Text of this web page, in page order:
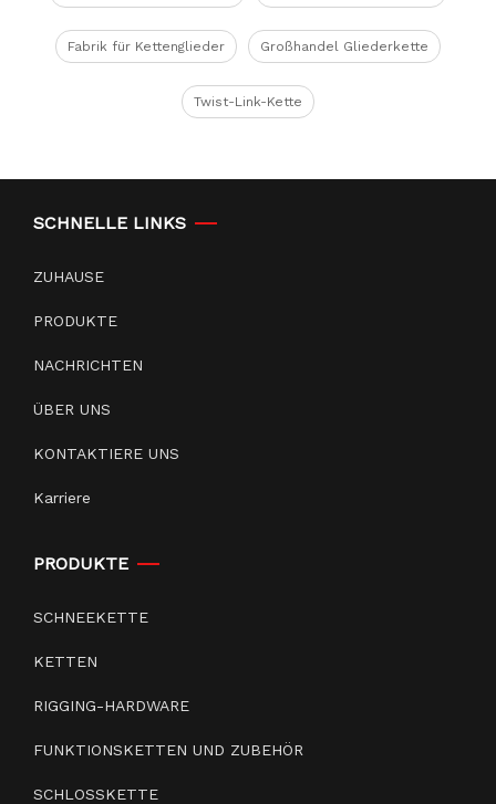
Fabrik für Kettenglieder Großhandel Gliederkette
Twist-Link-Kette
SCHNELLE LINKS
ZUHAUSE
PRODUKTE
NACHRICHTEN
ÜBER UNS
KONTAKTIERE UNS
Karriere
PRODUKTE
SCHNEEKETTE
KETTEN
RIGGING-HARDWARE
FUNKTIONSKETTEN UND ZUBEHÖR
SCHLOSSKETTE